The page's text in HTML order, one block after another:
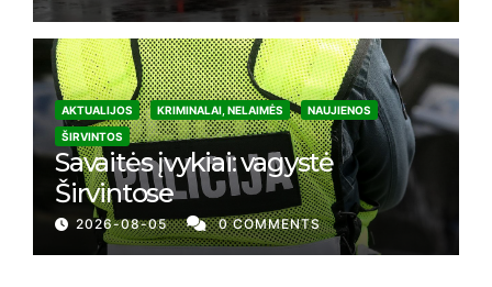
AKTUALIJOS KRIMINALAI, NELAIMĖS
NAUJIENOS
ŠIRVINTOS
Savaitės įvykiai: vagystė
Širvintose
2026-08-05 0 COMMENTS